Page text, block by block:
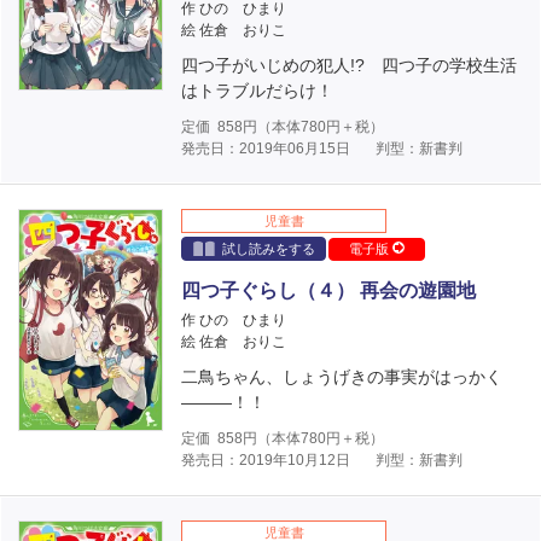
作 ひの ひまり
絵 佐倉 おりこ
四つ子がいじめの犯人!? 四つ子の学校生活
はトラブルだらけ！
定価 858 円（本体780円＋税）
発売日：2019年06月15日
判型：新書判
児童書
試し読みをする
電子版
四つ子ぐらし（４） 再会の遊園地
作 ひの ひまり
絵 佐倉 おりこ
二鳥ちゃん、しょうげきの事実がはっかく
―――！！
定価 858 円（本体780円＋税）
発売日：2019年10月12日
判型：新書判
児童書